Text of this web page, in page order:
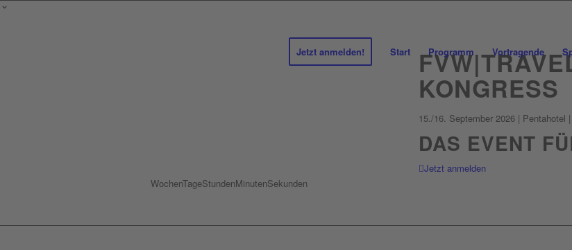
Jetzt anmelden! Start Programm Vortragende
KONGRESS
15./16. September 2026 | Pentahotel
DAS EVENT
Jetzt anmelden
WochenTageStundenMinutenSekunden